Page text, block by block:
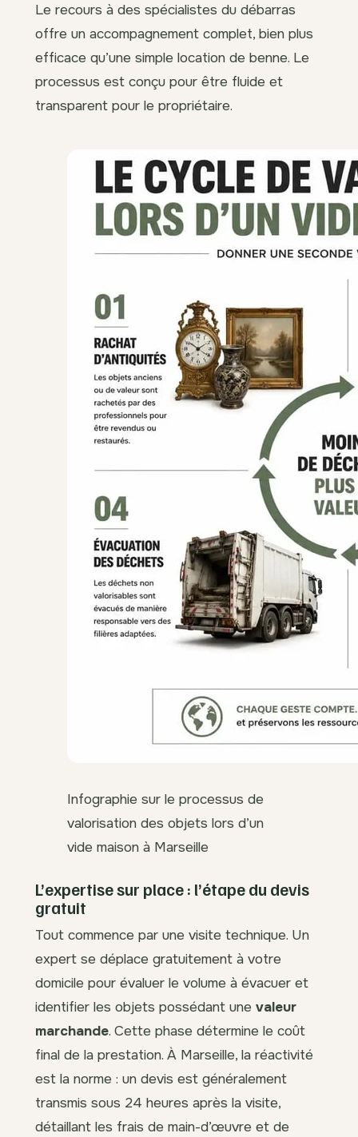
Le recours à des spécialistes du débarras
offre un accompagnement complet, bien plus
efficace qu’une simple location de benne. Le
processus est conçu pour être fluide et
transparent pour le propriétaire.
Infographie sur le processus de
valorisation des objets lors d’un
vide maison à Marseille
L’expertise sur place : l’étape du devis
gratuit
Tout commence par une visite technique. Un
expert se déplace gratuitement à votre
domicile pour évaluer le volume à évacuer et
identifier les objets possédant une valeur
marchande. Cette phase détermine le coût
final de la prestation. À Marseille, la réactivité
est la norme : un devis est généralement
transmis sous 24 heures après la visite,
détaillant les frais de main-d’œuvre et de